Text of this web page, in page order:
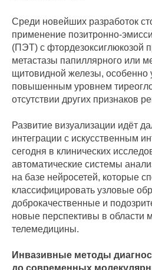
Среди новейших разработок
применение позитронно-
(ПЭТ) с фтордезоксиглюкозой
метастазы папиллярного или
щитовидной железы, особенно
повышенным уровнем
отсутствии других признаков
Развитие визуализации идёт
интеграции с искусственным
сегодня в клинических
автоматические системы
на базе нейросетей, которые
классифицировать узловые
доброкачественные и
новые перспективы в области
телемедицины.
Инвазивные методы